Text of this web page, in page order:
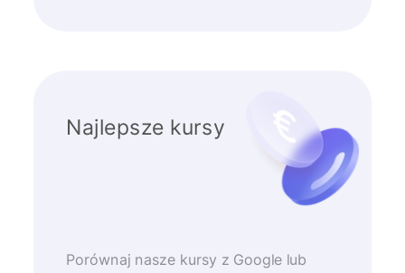
Najlepsze kursy
Porównaj nasze kursy z Google lub